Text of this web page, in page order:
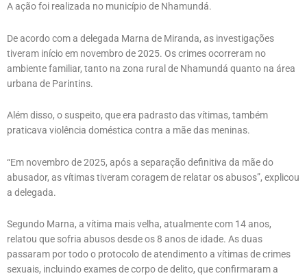
A ação foi realizada no município de Nhamundá.
De acordo com a delegada Marna de Miranda, as investigações
tiveram início em novembro de 2025. Os crimes ocorreram no
ambiente familiar, tanto na zona rural de Nhamundá quanto na área
urbana de Parintins.
Além disso, o suspeito, que era padrasto das vítimas, também
praticava violência doméstica contra a mãe das meninas.
“Em novembro de 2025, após a separação definitiva da mãe do
abusador, as vítimas tiveram coragem de relatar os abusos”, explicou
a delegada.
Segundo Marna, a vítima mais velha, atualmente com 14 anos,
relatou que sofria abusos desde os 8 anos de idade. As duas
passaram por todo o protocolo de atendimento a vítimas de crimes
sexuais, incluindo exames de corpo de delito, que confirmaram a